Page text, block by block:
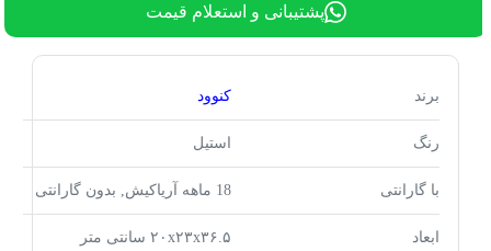
پشتیبانی و استعلام قیمت
برند کنوود
رنگ استیل
با گارانتی 18 ماهه آریاکیش, بدون گارانتی
ابعاد ۲۰x۲۳x۳۶.۵ سانتی متر